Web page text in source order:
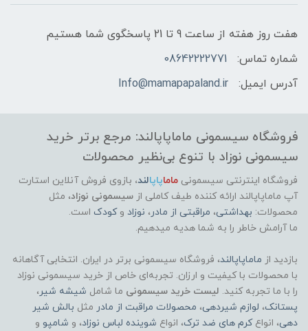
هفت روز هفته از ساعت 9 تا 21 پاسخگوی شما هستیم
شماره تماس:
08642222771
آدرس ایمیل:
Info@mamapapaland.ir
فروشگاه سیسمونی ماماپاپالند: مرجع برتر خرید
سیسمونی نوزاد با تنوع بی‌نظیر محصولات
فروشگاه اینترنتی سیسمونی ماماپاپالند، بازوی فروش آنلاین استارت
آپ ماماپاپالند ارائه کننده طیف کاملی از سیسمونی نوزاد، مثل
محصولات: بهداشتی، مراقبتی از مادر، نوزاد وکودک است.
ما آرامش خاطر را به شما هدیه میدهیم.
بازدید از ماماپاپالند، فروشگاه سیسمونی برتر در ایران. انتخابی آگاهانه
با محصولات با کیفیت و ارزان. تجربه‌ای خاص از خرید سیسمونی نوزاد
را با ما تجربه کنید. لیست خرید سیسمونی ما شامل شیشه شیر،
پستانک، لوازم شیردهی، محصولات مراقبت از مادر مثل بالش شیر
دهی، انواعکرم های ضد ترک، انواع شوینده لباس نوزاد، و شامپو و